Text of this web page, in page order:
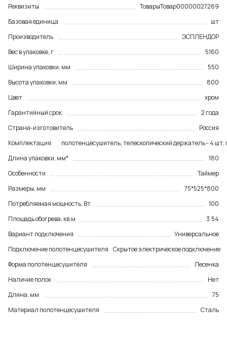
Реквизиты
ТоварыТовар00000027269
Базовая единица
шт
Производитель
ЭСПЛЕНДОР
Вес в упаковке, г
5160
Ширина упаковки, мм
550
Высота упаковки, мм
800
Цвет
хром
Гарантийный срок
2 года
Страна-изготовитель
Россия
Комплектация
полотенцесушитель; телескопический держатель - 4 шт;
Длина упаковки, мм*
180
Особенности
Таймер
Размеры, мм
75*525*800
Потребляемая мощность, Вт
100
Площадь обогрева, кв.м
3.54
Вариант подключения
Универсальное
Подключение полотенцесушителя Скрытое электрическое подключение
Форма полотенцесушителя
Лесенка
Наличие полок
Нет
Длина, мм
75
Материал полотенцесушителя
Сталь